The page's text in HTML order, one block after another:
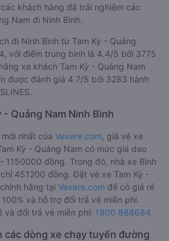
khách hàng đã trải nghiệm các
Nam đi Ninh Bình.
đi Ninh Bình từ Tam Kỳ - Quảng
với điểm trung bình là 4.4/5 bởi 3775
xe khách Tam Kỳ - Quảng Nam
được đánh giá 4.7/5 bởi 3283 hành
- Quảng Nam Ninh Bình
nhất của Vexere.com , giá vé xe
Kỳ - Quảng Nam có mức giá dao
1150000 đồng. Trong đó, nhà xe Bình
451200 đồng. Đặt vé xe Tam Kỳ -
hãng tại Vexere.com để có giá rẻ
và hỗ trợ đổi trả vé miễn phí.
và đổi trả vé miễn phí: 1900 888684.
các dòng xe chạy tuyến đường